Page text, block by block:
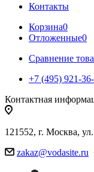
Контакты
Корзина0
Отложенные0
Сравнение
+7 (495) 921-36-
Контактная
121552, г. Москва,
zakaz@vodasite.ru